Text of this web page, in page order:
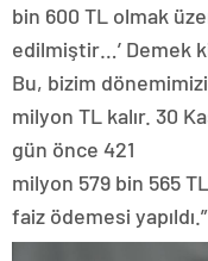
bin 600 TL olmak
edilmiştir…’ Demek
Bu, bizim
milyon TL kalır. 30
gün önce 421
milyon 579 bin 565
faiz ödemesi yapıldı.”